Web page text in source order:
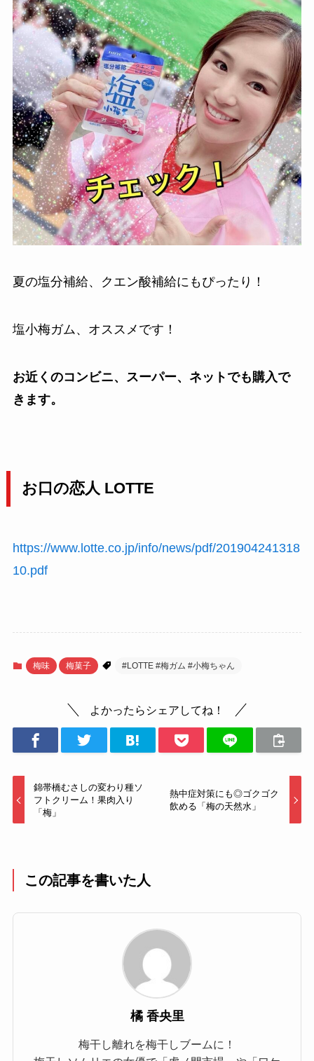
夏の塩分補給、クエン酸補給にもぴったり！
塩小梅ガム、オススメです！
お近くのコンビニ、スーパー、ネットでも購入で
きます。
お口の恋人 LOTTE
https://www.lotte.co.jp/info/news/pdf/201904241318
10.pdf
梅味 梅菓子 #LOTTE #梅ガム #小梅ちゃん
よかったらシェアしてね！
錦帯橋むさしの変わり種ソ
フトクリーム！果肉入り
「梅」
熱中症対策にも◎ゴクゴク
飲める「梅の天然水」
この記事を書いた人
橘 香央里
梅干し離れを梅干しブームに！